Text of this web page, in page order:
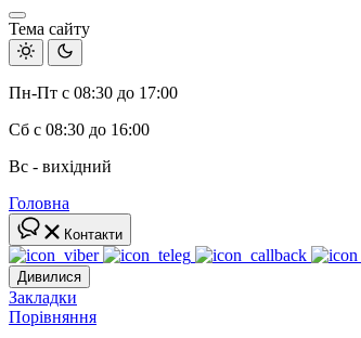
Тема сайту
Пн-Пт с 08:30 до 17:00
Сб с 08:30 до 16:00
Вс - вихідний
Головна
Контакти
Дивилися
Закладки
Порівняння